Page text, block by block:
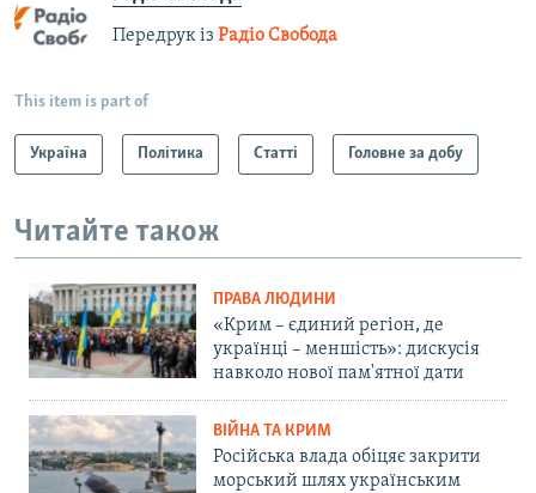
Передрук із Радіо Свобода
This item is part of
Україна Політика Статті Головне за добу
Читайте також
ПРАВА ЛЮДИНИ
«Крим – єдиний регіон, де
українці – меншість»: дискусія
навколо нової пам'ятної дати
ВІЙНА ТА КРИМ
Російська влада обіцяє закрити
морський шлях українським